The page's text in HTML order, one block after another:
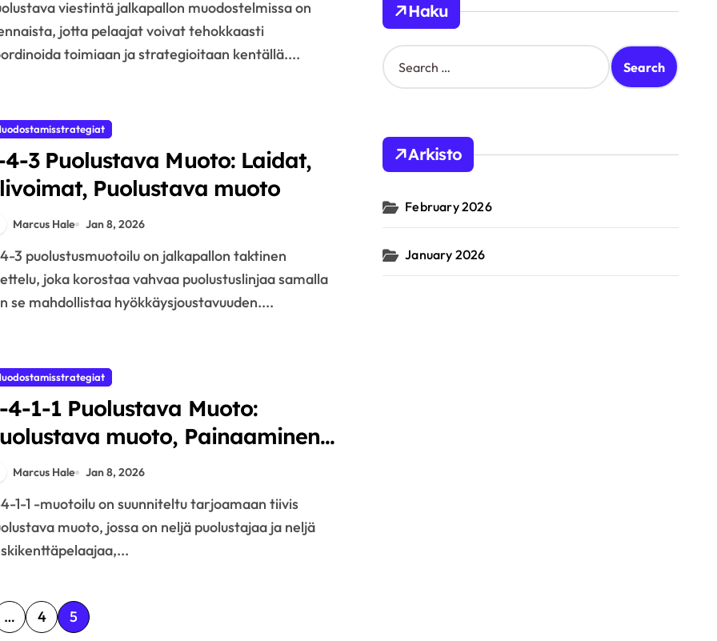
jotta pelaajat voivat tehokkaasti
toimiaan ja strategioitaan kentällä....
4-3 Puolustava Muoto: Laidat,
Puolustava muoto
Marcus Hale Jan 8, 2026
joka korostaa vahvaa puolustuslinjaa samalla
se mahdollistaa hyökkäysjoustavuuden....
4-1-1 Puolustava Muoto:
muoto, Painaaminen,
Siirtymät
Marcus Hale Jan 8, 2026
muoto, jossa on neljä puolustajaa ja neljä
… 4 5
Haku
S
e
h
o
:
Arkisto
February 2026
January 2026